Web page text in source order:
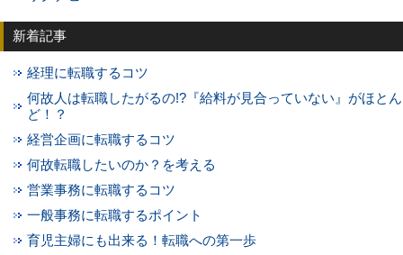
新着記事
経理に転職するコツ
何故人は転職したがるの!?『給料が見合っていない』がほとん
ど！？
経営企画に転職するコツ
何故転職したいのか？を考える
営業事務に転職するコツ
一般事務に転職するポイント
育児主婦にも出来る！転職への第一歩